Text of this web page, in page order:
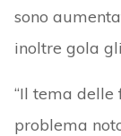
sono
inoltre gola
“Il tema delle
problema